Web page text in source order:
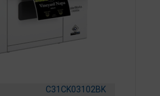
C31CK03102BK